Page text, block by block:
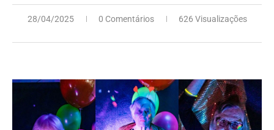
28/04/2025 0 Comentários 626 Visualizações